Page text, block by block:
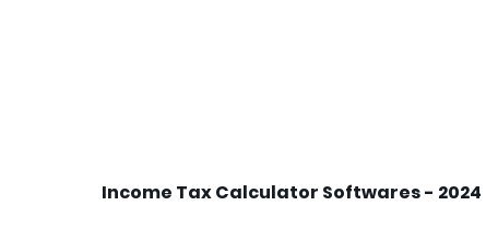
Income Tax Calculator Softwares - 2024